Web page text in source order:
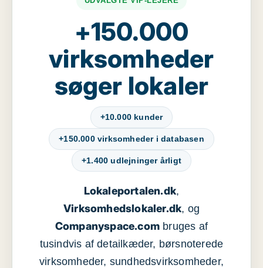
+150.000
virksomheder
søger lokaler
+10.000 kunder
+150.000 virksomheder i databasen
+1.400 udlejninger årligt
Lokaleportalen.dk,
Virksomhedslokaler.dk, og
Companyspace.com bruges af
tusindvis af detailkæder, børsnoterede
virksomheder, sundhedsvirksomheder,